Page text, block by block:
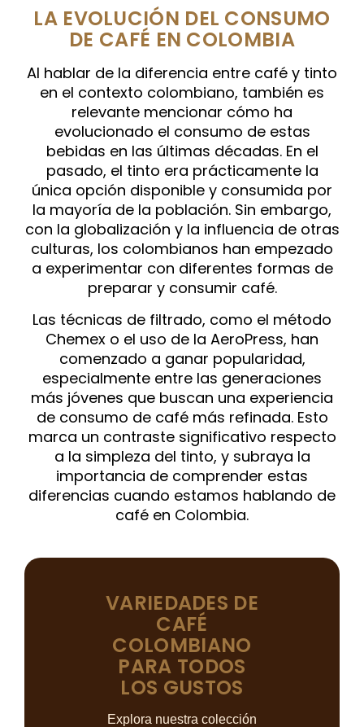
LA EVOLUCIÓN DEL CONSUMO
DE CAFÉ EN COLOMBIA
Al hablar de la diferencia entre café y tinto
en el contexto colombiano, también es
relevante mencionar cómo ha
evolucionado el consumo de estas
bebidas en las últimas décadas. En el
pasado, el tinto era prácticamente la
única opción disponible y consumida por
la mayoría de la población. Sin embargo,
con la globalización y la influencia de otras
culturas, los colombianos han empezado
a experimentar con diferentes formas de
preparar y consumir café.
Las técnicas de filtrado, como el método
Chemex o el uso de la AeroPress, han
comenzado a ganar popularidad,
especialmente entre las generaciones
más jóvenes que buscan una experiencia
de consumo de café más refinada. Esto
marca un contraste significativo respecto
a la simpleza del tinto, y subraya la
importancia de comprender estas
diferencias cuando estamos hablando de
café en Colombia.
VARIEDADES DE
CAFÉ
COLOMBIANO
PARA TODOS
LOS GUSTOS
Explora nuestra colección